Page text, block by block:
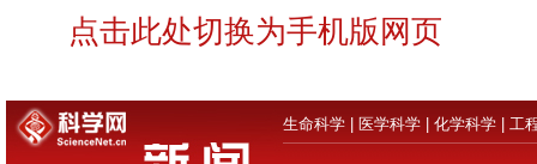
点击此处切换为手机版网页
生命科学 医学科学 化学科学 工